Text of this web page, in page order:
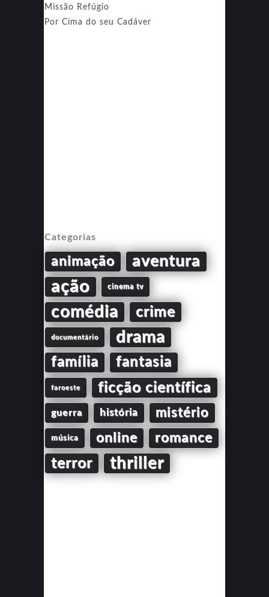
Missão Refúgio
Por Cima do seu Cadáver
Categorias
animação aventura
ação cinema tv
comédia crime
documentário drama
família fantasia
faroeste ficção científica
guerra história mistério
música online romance
terror thriller